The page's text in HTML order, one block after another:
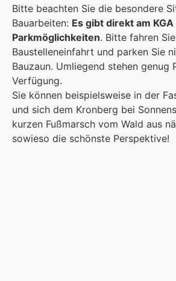
Es kommt auf jeden Einzelnen
sind wir eine starke
Mehr erfahren
Bitte beachten Sie die besondere
Bauarbeiten: Es gibt direkt am
Parkmöglichkeiten. Bitte fahren
Baustelleneinfahrt und parken Sie
Bauzaun. Umliegend stehen genug
Verfügung.
Sie können beispielsweise in der
und sich dem Kronberg bei
kurzen Fußmarsch vom Wald aus
sowieso die schönste Perspektive!